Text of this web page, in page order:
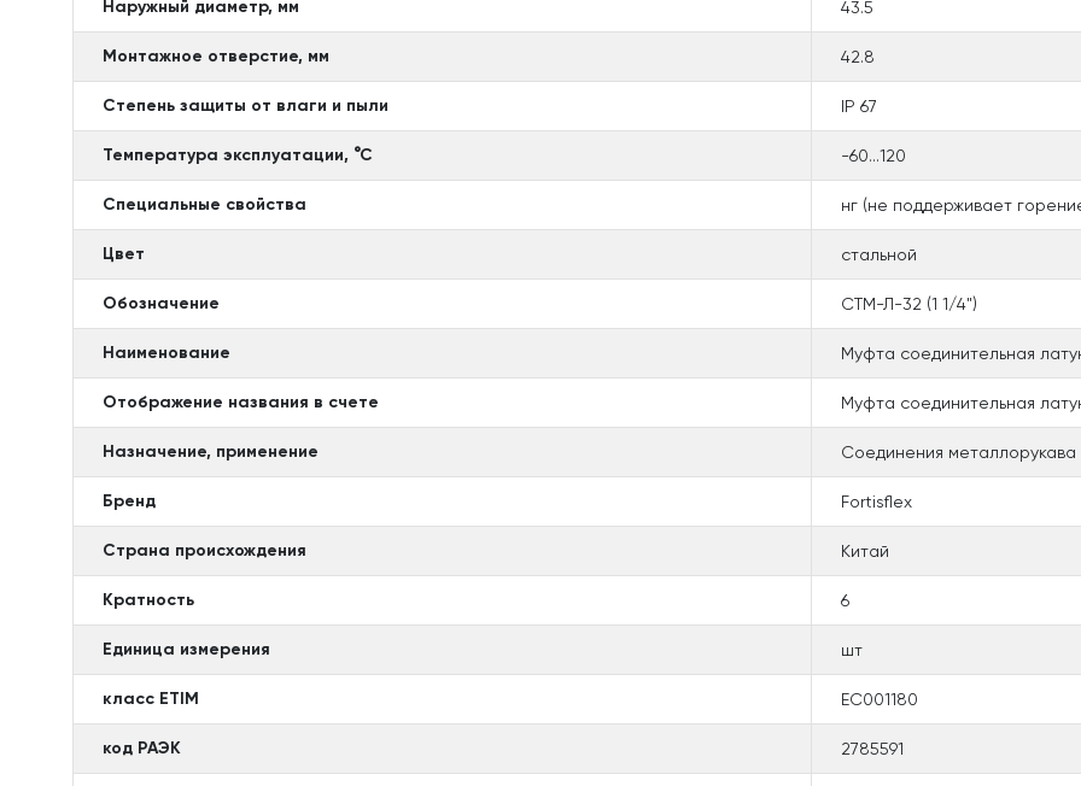
Наружный диаметр, мм 43.5
Монтажное отверстие, мм 42.8
Степень защиты от влаги и пыли IP 67
Температура эксплуатации, °С -60...120
Специальные свойства нг (не поддерживает
Цвет стальной
Обозначение СТМ-Л-32 (1 1/4")
Наименование Муфта соединительная
Отображение названия в счете Муфта соединительная
Назначение, применение Соединения металлорукава
Бренд Fortisflex
Страна происхождения Китай
Кратность 6
Единица измерения шт
класс ETIM EC001180
код РАЭК 2785591